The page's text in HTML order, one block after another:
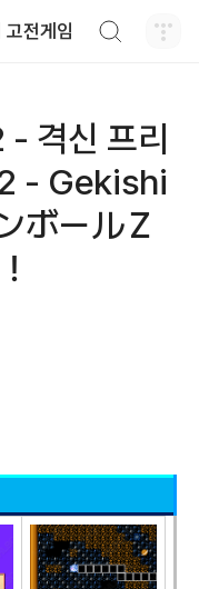
전게임
격신 프리
- Gekishi
ボールＺ